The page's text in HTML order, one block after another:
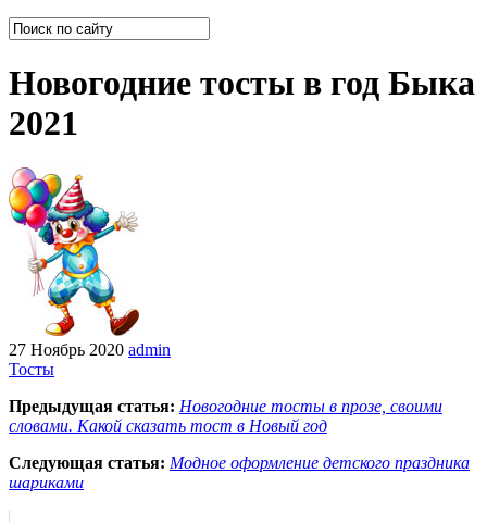
Новогодние тосты в год Быка
2021
27 Ноябрь 2020 admin
Тосты
Предыдущая статья: Новогодние тосты в прозе, своими
словами. Какой сказать тост в Новый год
Следующая статья: Модное оформление детского праздника
шариками